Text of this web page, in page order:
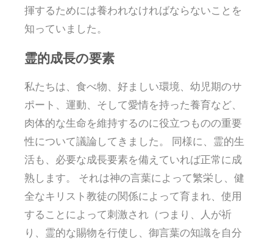
揮するためには養われなければならないことを
知っていました。
霊的成長の要素
私たちは、食べ物、好ましい環境、幼児期のサ
ポート、運動、そして愛情を持った養育など、
肉体的な生命を維持するのに役立つものの重要
性について議論してきました。 同様に、霊的生
活も、必要な成長要素を備えていれば正常に成
熟します。 それは神の言葉によって繁栄し、健
全なキリスト教徒の関係によって育まれ、使用
することによって刺激され（つまり、人が祈
り、霊的な賜物を行使し、御言葉の知識を自分